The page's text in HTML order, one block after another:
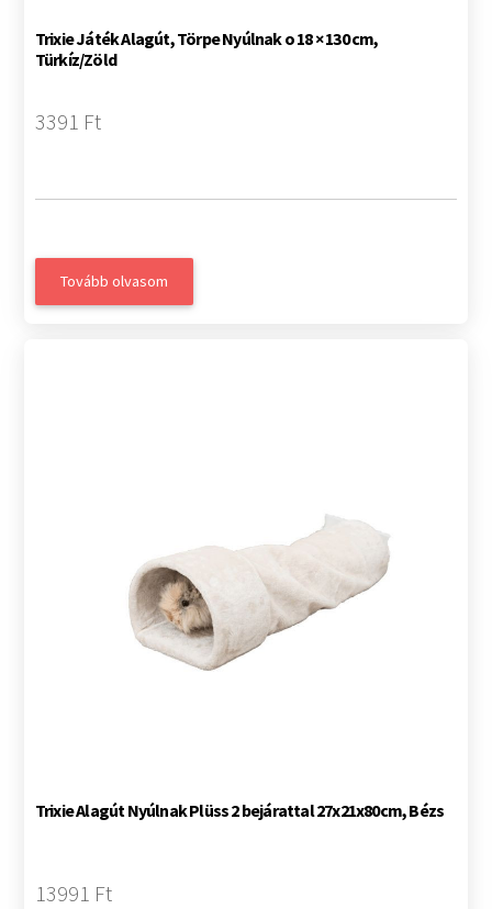
Trixie Játék Alagút, Törpe Nyúlnak o 18 × 130 cm,
Türkíz/Zöld
3391 Ft
Tovább olvasom
Trixie Alagút Nyúlnak Plüss 2 bejárattal 27x21x80cm, Bézs
13991 Ft